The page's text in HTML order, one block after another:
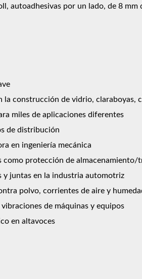
autoadhesivas por un lado, de 8 mm
la construcción de vidrio, claraboyas,
miles de aplicaciones diferentes
de distribución
en ingeniería mecánica
como protección de
y juntas en la industria automotriz
polvo, corrientes de aire y
de máquinas y equipos
en altavoces